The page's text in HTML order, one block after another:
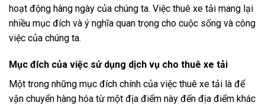
hoạt động hàng ngày của chúng ta. Việc thuê xe tải mang lại
nhiều mục đích và ý nghĩa quan trọng cho cuộc sống và công
việc của chúng ta.
Mục đích của việc sử dụng dịch vụ cho thuê xe tải
Một trong những mục đích chính của việc thuê xe tải là để
vận chuyển hàng hóa từ một địa điểm này đến địa điểm khác